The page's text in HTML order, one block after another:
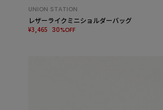
UNION STATION
レザーライクミニショルダーバッグ
¥3,465 30%OFF